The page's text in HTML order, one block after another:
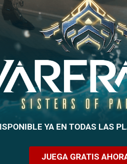
YA EN TODAS LAS
JUEGA GRATIS